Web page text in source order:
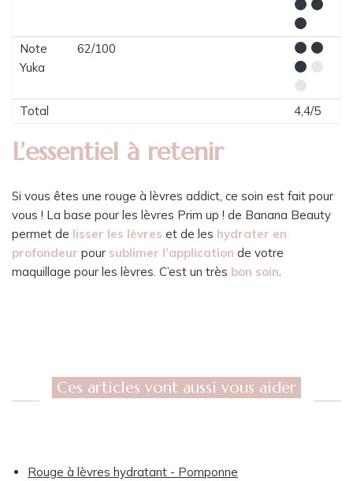
Note
Yuka
62/100
Total 4,4/5
L’essentiel à retenir
Si vous êtes une rouge à lèvres addict, ce soin est fait pour
vous ! La base pour les lèvres Prim up ! de Banana Beauty
permet de lisser les lèvres et de les hydrater en
profondeur pour sublimer l’application de votre
maquillage pour les lèvres. C’est un très bon soin.
Ces articles vont aussi vous aider
Rouge à lèvres hydratant - Pomponne